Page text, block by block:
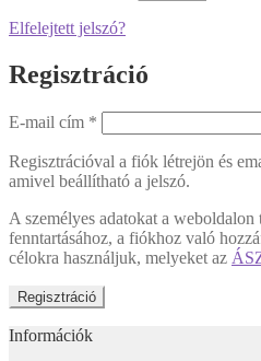
Elfelejtett jelszó?
Regisztráció
E-mail cím *
Regisztrációval a fiók létrejön és
amivel beállítható a jelszó.
A személyes adatokat a
fenntartásához, a fiókhoz való
célokra használjuk, melyeket az
Regisztráció
Információk